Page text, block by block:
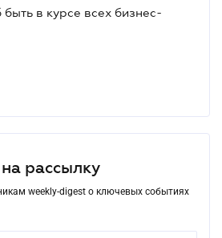
в курсе всех бизнес-
рассылку
weekly-digest о ключевых событиях